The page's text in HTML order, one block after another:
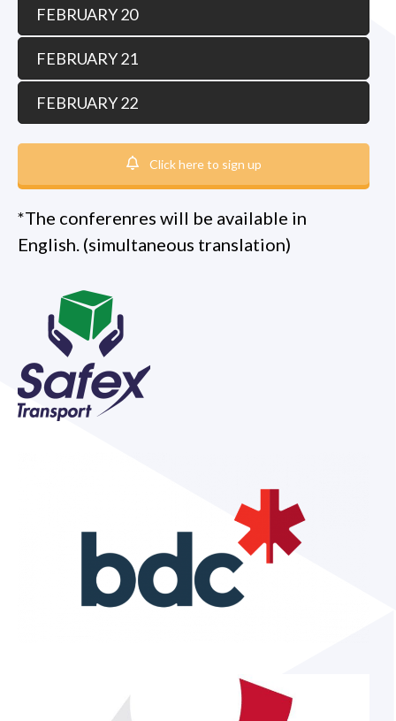
FEBRUARY 20
FEBRUARY 21
FEBRUARY 22
Click here to sign up
*The conferenres will be available in
English. (simultaneous translation)